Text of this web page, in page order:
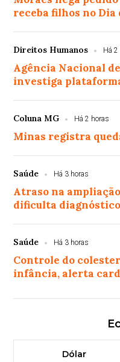
receba filhos no Dia
Direitos Humanos Há 2
Agência Nacional
investiga
Coluna MG Há 2 horas
Minas registra
Saúde Há 3 horas
Atraso na
dificulta
Saúde Há 3 horas
Controle do
infância, alerta
Dólar